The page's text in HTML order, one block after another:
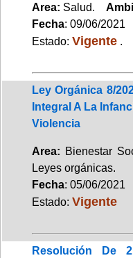
Area: Salud.
Fecha: 09/06/2021
Estado: Vigente .
Ley Orgánica 8/
Integral A La
Violencia
Area: Bienestar
Leyes orgánicas.
Fecha: 05/06/2021
Estado: Vigente
Resolución De